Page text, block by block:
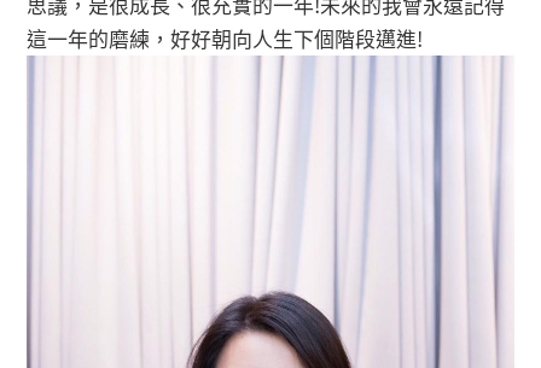
這一年的磨練，好好朝向人生下個階段邁進!